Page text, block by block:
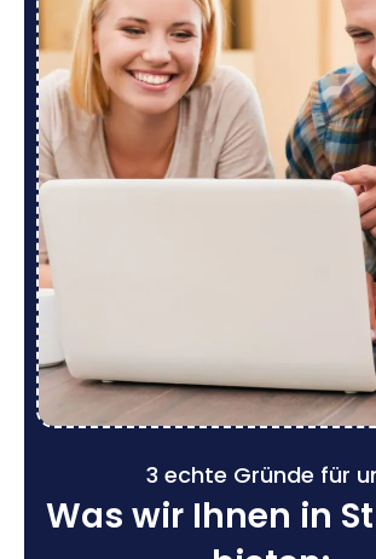
3 echte Gründe für
Was wir Ihnen in